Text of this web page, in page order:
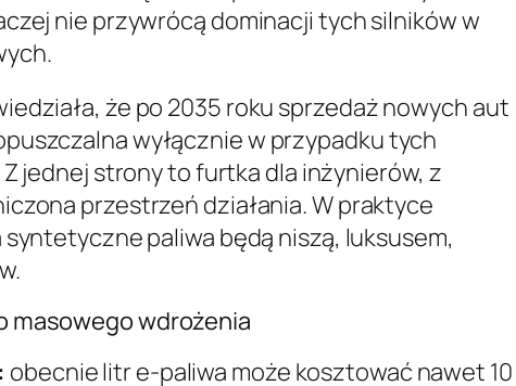
nie przywrócą dominacji tych silników w
że po 2035 roku sprzedaż nowych aut
wyłącznie w przypadku tych
jednej strony to furtka dla inżynierów, z
przestrzeń działania. W praktyce
paliwa będą niszą, luksusem,
masowego wdrożenia
obecnie litr e-paliwa może kosztować nawet 10